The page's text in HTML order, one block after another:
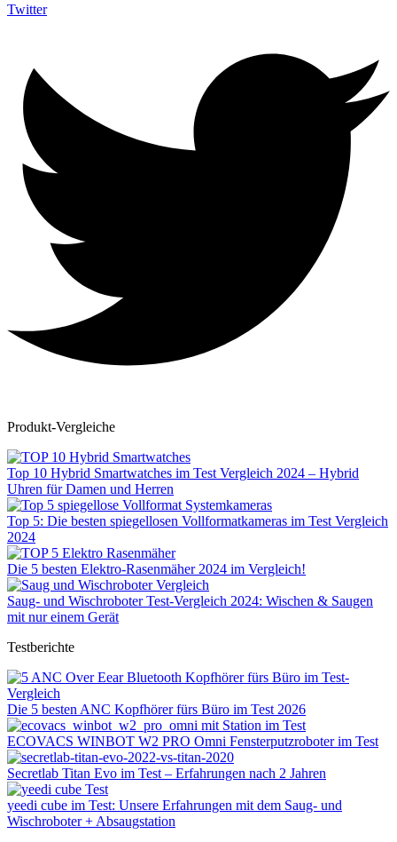
Twitter
Produkt-Vergleiche
Top 10 Hybrid Smartwatches im Test Vergleich 2024 – Hybrid
Uhren für Damen und Herren
Top 5: Die besten spiegellosen Vollformatkameras im Test Vergleich
2024
Die 5 besten Elektro-Rasenmäher 2024 im Vergleich!
Saug- und Wischroboter Test-Vergleich 2024: Wischen & Saugen
mit nur einem Gerät
Testberichte
Die 5 besten ANC Kopfhörer fürs Büro im Test 2026
ECOVACS WINBOT W2 PRO Omni Fensterputzroboter im Test
Secretlab Titan Evo im Test – Erfahrungen nach 2 Jahren
yeedi cube im Test: Unsere Erfahrungen mit dem Saug- und
Wischroboter + Absaugstation